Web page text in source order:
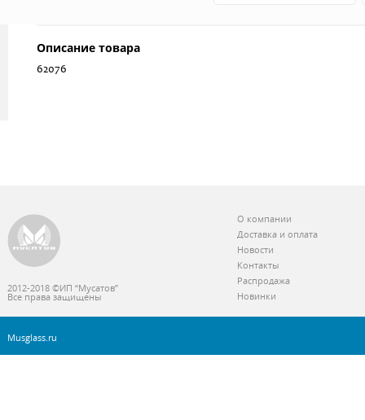
Описание товара
62076
2012-2018 ©ИП “Мусатов”
Все права защищены
О компании
Доставка и оплата
Новости
Контакты
Распродажа
Новинки
Musglass.ru